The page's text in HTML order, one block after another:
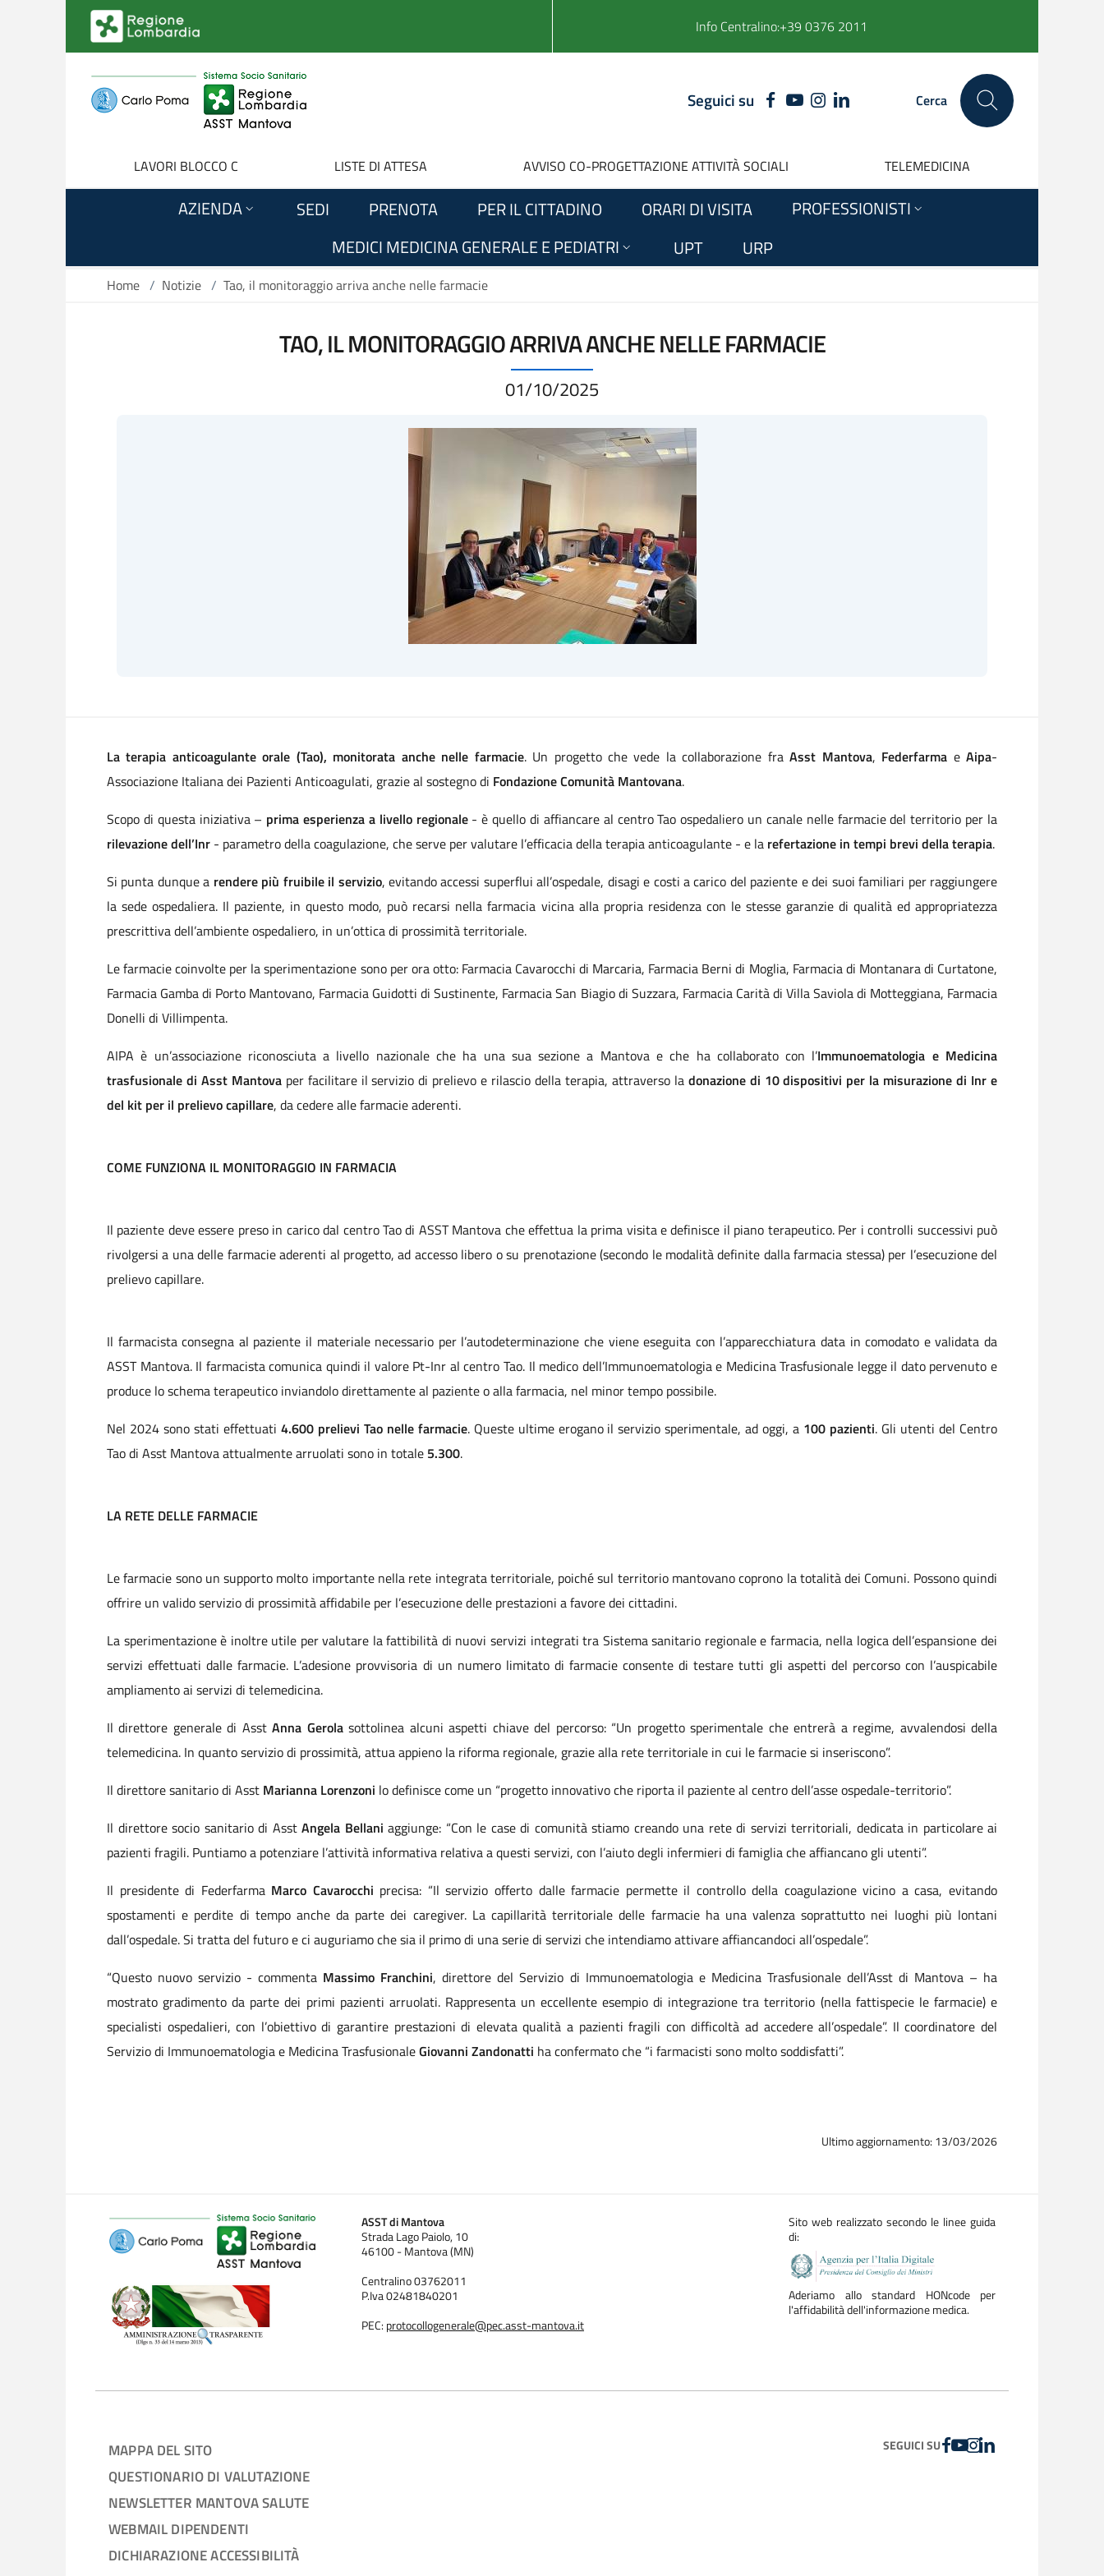
Salta al contenuto principale
Info Centralino:+39 0376 2011
Seguici suFACEBOOK
YOUTUBE
INSTAGRAM
LINKEDIN Cerca
LAVORI BLOCCO C LISTE DI ATTESA AVVISO CO-PROGETTAZIONE ATTIVITÀ SOCIALI TELEMEDICINA
AZIENDA SEDI PRENOTA PER IL CITTADINO ORARI DI VISITA
PROFESSIONISTI
MEDICI MEDICINA GENERALE E PEDIATRI
UPT URP
Home / Notizie / Tao, il monitoraggio arriva anche nelle farmacie
TAO, IL MONITORAGGIO ARRIVA ANCHE NELLE FARMACIE
01/10/2025
La terapia anticoagulante orale (Tao), monitorata anche nelle farmacie. Un progetto che vede la collaborazione fraAsst Mantova, Federfarma eAipa-
Associazione Italiana dei Pazienti Anticoagulati, grazie al sostegno di Fondazione Comunità Mantovana.
Scopo di questa iniziativa – prima esperienza a livello regionale- è quello di affiancare al centro Tao ospedaliero un canale nelle farmacie del territorio per la
rilevazione dell’Inr - parametro della coagulazione, che serve per valutare l’efficacia della terapia anticoagulante - e la refertazione in tempi brevi della terapia.
Si punta dunque a rendere più fruibile il servizio, evitando accessi superflui all’ospedale, disagi e costi a carico del paziente e dei suoi familiari per raggiungere
la sede ospedaliera. Il paziente, in questo modo, può recarsi nella farmacia vicina alla propria residenza con le stesse garanzie di qualità ed appropriatezza
prescrittiva dell’ambiente ospedaliero, in un’ottica di prossimità territoriale.
Le farmacie coinvolte per la sperimentazione sono per ora otto: Farmacia Cavarocchi di Marcaria, Farmacia Berni di Moglia, Farmacia di Montanara di Curtatone,
Farmacia Gamba di Porto Mantovano, Farmacia Guidotti di Sustinente, Farmacia San Biagio di Suzzara, Farmacia Carità di Villa Saviola di Motteggiana, Farmacia
Donelli di Villimpenta.
AIPA è un’associazione riconosciuta a livello nazionale che ha una sua sezione a Mantova e che ha collaborato con l’Immunoematologia e Medicina
trasfusionale di Asst Mantovaper facilitare il servizio di prelievo e rilascio della terapia, attraverso la donazione di 10 dispositivi per la misurazione di Inr e
del kit per il prelievo capillare, da cedere alle farmacie aderenti.
COME FUNZIONA IL MONITORAGGIO IN FARMACIA
Il paziente deve essere preso in carico dal centro Tao di ASST Mantova che effettua la prima visita e definisce il piano terapeutico. Per i controlli successivi può
rivolgersi a una delle farmacie aderenti al progetto, ad accesso libero o su prenotazione (secondo le modalità definite dalla farmacia stessa) per l’esecuzione del
prelievo capillare.
Il farmacista consegna al paziente il materiale necessario per l’autodeterminazione che viene eseguita con l’apparecchiatura data in comodato e validata da
ASST Mantova. Il farmacista comunica quindi il valore Pt-Inr al centro Tao. Il medico dell’Immunoematologia e Medicina Trasfusionale legge il dato pervenuto e
produce lo schema terapeutico inviandolo direttamente al paziente o alla farmacia, nel minor tempo possibile.
Nel 2024 sono stati effettuati 4.600 prelievi Tao nelle farmacie. Queste ultime erogano il servizio sperimentale, ad oggi, a 100 pazienti. Gli utenti del Centro
Tao di Asst Mantova attualmente arruolati sono in totale 5.300.
LA RETE DELLE FARMACIE
Le farmacie sono un supporto molto importante nella rete integrata territoriale, poiché sul territorio mantovano coprono la totalità dei Comuni. Possono quindi
offrire un valido servizio di prossimità affidabile per l’esecuzione delle prestazioni a favore dei cittadini.
La sperimentazione è inoltre utile per valutare la fattibilità di nuovi servizi integrati tra Sistema sanitario regionale e farmacia, nella logica dell’espansione dei
servizi effettuati dalle farmacie. L’adesione provvisoria di un numero limitato di farmacie consente di testare tutti gli aspetti del percorso con l’auspicabile
ampliamento ai servizi di telemedicina.
Il direttore generale di AsstAnna Gerolasottolinea alcuni aspetti chiave del percorso: “Un progetto sperimentale che entrerà a regime, avvalendosi della
telemedicina. In quanto servizio di prossimità, attua appieno la riforma regionale, grazie alla rete territoriale in cui le farmacie si inseriscono”.
Il direttore sanitario di Asst Marianna Lorenzoni lo definisce come un “progetto innovativo che riporta il paziente al centro dell’asse ospedale-territorio”.
Il direttore socio sanitario di AsstAngela Bellani aggiunge: “Con le case di comunità stiamo creando una rete di servizi territoriali, dedicata in particolare ai
pazienti fragili. Puntiamo a potenziare l’attività informativa relativa a questi servizi, con l’aiuto degli infermieri di famiglia che affiancano gli utenti”.
Il presidente di Federfarma Marco Cavarocchi precisa: “Il servizio offerto dalle farmacie permette il controllo della coagulazione vicino a casa, evitando
spostamenti e perdite di tempo anche da parte dei caregiver. La capillarità territoriale delle farmacie ha una valenza soprattutto nei luoghi più lontani
dall’ospedale. Si tratta del futuro e ci auguriamo che sia il primo di una serie di servizi che intendiamo attivare affiancandoci all’ospedale”.
“Questo nuovo servizio - commenta Massimo Franchini, direttore del Servizio di Immunoematologia e Medicina Trasfusionale dell’Asst di Mantova – ha
mostrato gradimento da parte dei primi pazienti arruolati. Rappresenta un eccellente esempio di integrazione tra territorio (nella fattispecie le farmacie) e
specialisti ospedalieri, con l’obiettivo di garantire prestazioni di elevata qualità a pazienti fragili con difficoltà ad accedere all’ospedale”. Il coordinatore del
Servizio di Immunoematologia e Medicina TrasfusionaleGiovanni Zandonatti ha confermato che “i farmacisti sono molto soddisfatti”.
Ultimo aggiornamento: 13/03/2026
ASST di Mantova
Strada Lago Paiolo, 10
46100 - Mantova (MN)
Centralino 03762011
P.Iva 02481840201
PEC: protocollogenerale@pec.asst-mantova.it
Sito web realizzato secondo le linee guida
di:
Aderiamo allo standard HONcode per
l'affidabilità dell'informazione medica.
MAPPA DEL SITO
QUESTIONARIO DI VALUTAZIONE
NEWSLETTER MANTOVA SALUTE
WEBMAIL DIPENDENTI
DICHIARAZIONE ACCESSIBILITÀ
SEGUICI SUFACEBOOK
YOUTUBE
INSTAGRAM
LINKEDIN